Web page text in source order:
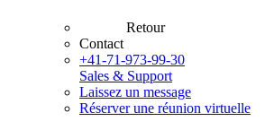
Retour
Contact
+41-71-973-99-30
Sales & Support
Laissez un message
Réserver une réunion virtuelle